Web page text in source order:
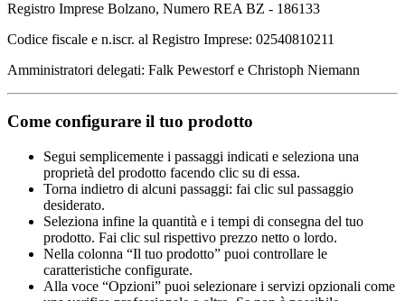
Registro Imprese Bolzano, Numero REA BZ - 186133
Codice fiscale e n.iscr. al Registro Imprese: 02540810211
Amministratori delegati: Falk Pewestorf e Christoph Niemann
Come configurare il tuo prodotto
Segui semplicemente i passaggi indicati e seleziona una
proprietà del prodotto facendo clic su di essa.
Torna indietro di alcuni passaggi: fai clic sul passaggio
desiderato.
Seleziona infine la quantità e i tempi di consegna del tuo
prodotto. Fai clic sul rispettivo prezzo netto o lordo.
Nella colonna “Il tuo prodotto” puoi controllare le
caratteristiche configurate.
Alla voce “Opzioni” puoi selezionare i servizi opzionali come